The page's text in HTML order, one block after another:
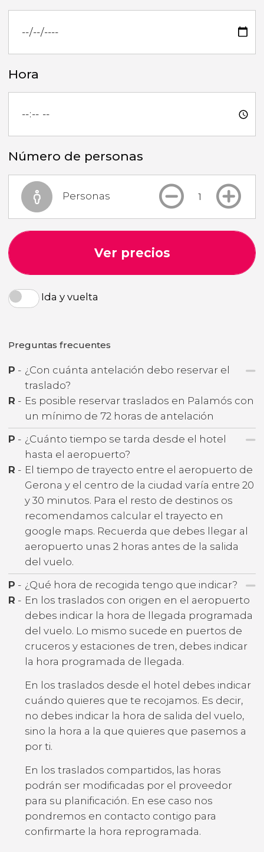
Hora
Número de personas
Personas
Ver precios
Ida y vuelta
Preguntas frecuentes
P - ¿Con cuánta antelación debo reservar el
traslado?
R - Es posible reservar traslados en Palamós con
un mínimo de 72 horas de antelación
P - ¿Cuánto tiempo se tarda desde el hotel
hasta el aeropuerto?
R - El tiempo de trayecto entre el aeropuerto de
Gerona y el centro de la ciudad varía entre 20
y 30 minutos. Para el resto de destinos os
recomendamos calcular el trayecto en
google maps. Recuerda que debes llegar al
aeropuerto unas 2 horas antes de la salida
del vuelo.
P - ¿Qué hora de recogida tengo que indicar?
R - En los traslados con origen en el aeropuerto
debes indicar la hora de llegada programada
del vuelo. Lo mismo sucede en puertos de
cruceros y estaciones de tren, debes indicar
la hora programada de llegada.
En los traslados desde el hotel debes indicar
cuándo quieres que te recojamos. Es decir,
no debes indicar la hora de salida del vuelo,
sino la hora a la que quieres que pasemos a
por ti.
En los traslados compartidos, las horas
podrán ser modificadas por el proveedor
para su planificación. En ese caso nos
pondremos en contacto contigo para
confirmarte la hora reprogramada.